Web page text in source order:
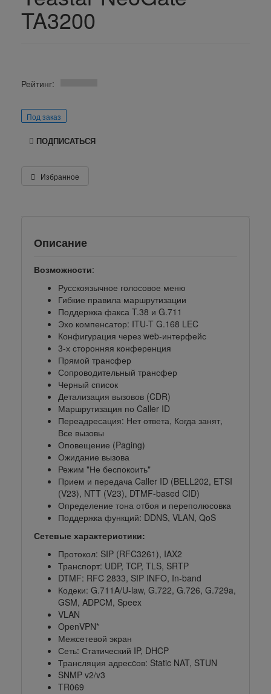
TA3200
Рейтинг:
Под заказ
ПОДПИСАТЬСЯ
Избранное
Описание
Возможности:
Русскоязычное голосовое меню
Гибкие правила маршрутизации
Поддержка факса T.38 и G.711
Эхо компенсатор: ITU-T G.168 LEC
Конфигурация через web-интерфейс
3-х сторонняя конференция
Прямой трансфер
Сопроводительный трансфер
Черный список
Детализация вызовов (CDR)
Маршрутизация по Caller ID
Переадресация: Нет ответа, Когда занят,
Все вызовы
Оповещение (Paging)
Ожидание вызова
Режим "Не беспокоить"
Прием и передача Caller ID (BELL202, ETSI
(V23), NTT (V23), DTMF-based CID)
Определение тона отбоя и переполюсовка
Поддержка функций: DDNS, VLAN, QoS
Сетевые характеристики:
Протокол: SIP (RFC3261), IAX2
Транспорт: UDP, TCP, TLS, SRTP
DTMF: RFC 2833, SIP INFO, In-band
Кодеки: G.711A/U-law, G.722, G.726, G.729a,
GSM, ADPCM, Speex
VLAN
OpenVPN*
Межсетевой экран
Сеть: Статический IP, DHCP
Трансляция адресcов: Static NAT, STUN
SNMP v2/v3
TR069